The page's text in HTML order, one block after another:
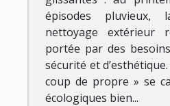
épisodes
nettoyage extérieur
portée par des
sécurité et
coup de propre » se
écologiques bien...